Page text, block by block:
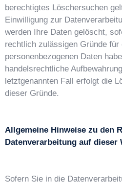
berechtigtes Löschersuchen
Einwilligung zur
werden Ihre Daten gelöscht,
rechtlich zulässigen Gründe
personenbezogenen Daten
handelsrechtliche
letztgenannten Fall erfolgt die
dieser Gründe.
Allgemeine Hinweise zu den
Datenverarbeitung auf dieser
Sofern Sie in die